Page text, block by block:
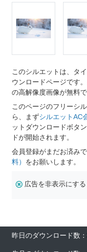
このシルエットは、タ
ウンロードページです
の高解像度画像が無料
このページのフリーシ
ら、まずシルエットAC
ットダウンロードボタ
ドが開始されます。
会員登録がまだお済みで
料） をお願いします。
広告を非表示にする
昨日のダウンロード数